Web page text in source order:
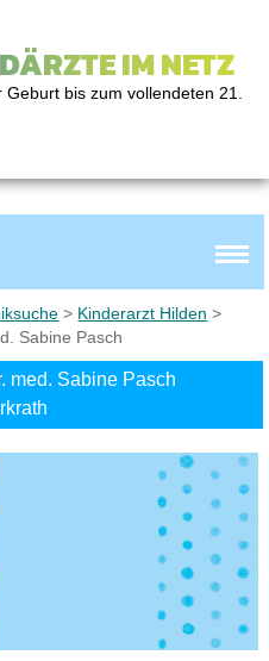
IM NETZ
bis zum vollendeten 21.
> Kinderarzt Hilden >
Sabine Pasch
med. Sabine Pasch